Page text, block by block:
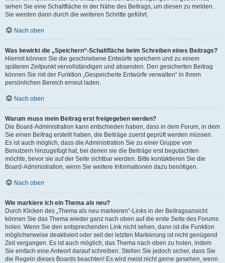
sehen Sie eine Schaltfläche in der Nähe des Beitrags, um diesen zu melden.
Sie werden dann durch die weiteren Schritte geführt.
Nach oben
Was bewirkt die „Speichern“-Schaltfläche beim Schreiben eines Beitrags?
Hiermit können Sie die geschriebene Entwürfe speichern und zu einem
späteren Zeitpunkt vervollständigen und absenden. Den gesicherten Beitrag
können Sie mit der Funktion „Gespeicherte Entwürfe verwalten“ in Ihrem
persönlichen Bereich erneut laden.
Nach oben
Warum muss mein Beitrag erst freigegeben werden?
Die Board-Administration kann entschieden haben, dass in dem Forum, in dem
Sie einen Beitrag erstellt haben, die Beiträge zuerst geprüft werden müssen.
Es ist auch möglich, dass die Administration Sie zu einer Gruppe von
Benutzern hinzugefügt hat, bei denen sie die Beiträge erst begutachten
möchte, bevor sie auf der Seite sichtbar werden. Bitte kontaktieren Sie die
Board-Administration, wenn Sie weitere Informationen dazu benötigen.
Nach oben
Wie markiere ich ein Thema als neu?
Durch Klicken des „Thema als neu markieren“-Links in der Beitragsansicht
können Sie das Thema wieder ganz nach oben auf die erste Seite des Forums
holen. Wenn Sie den entsprechenden Link nicht sehen, dann ist die Funktion
möglicherweise deaktiviert oder seit der letzten Markierung ist nicht genügend
Zeit vergangen. Es ist auch möglich, das Thema nach oben zu holen, indem
Sie einfach eine Antwort darauf schreiben. Stellen Sie jedoch sicher, dass Sie
die Regeln dieses Boards beachten! Es wird meist nicht gerne gesehen, wenn